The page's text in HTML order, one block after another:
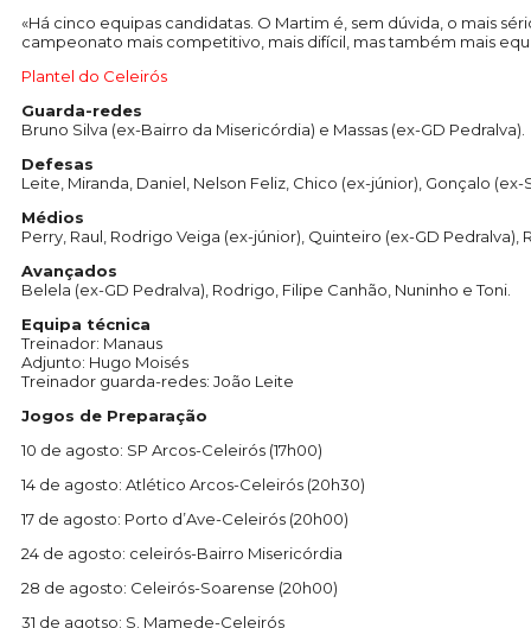
«Há cinco equipas candidatas. O Martim é, sem dúvida, o mais
campeonato mais competitivo, mais difícil, mas também mais
Plantel do Celeirós
Guarda-redes
Bruno Silva (ex-Bairro da Misericórdia) e Massas (ex-GD Pedralva).
Defesas
Leite, Miranda, Daniel, Nelson Feliz, Chico (ex-júnior), Gonçalo
Médios
Perry, Raul, Rodrigo Veiga (ex-júnior), Quinteiro (ex-GD Pedralva),
Avançados
Belela (ex-GD Pedralva), Rodrigo, Filipe Canhão, Nuninho e Toni.
Equipa técnica
Treinador: Manaus
Adjunto: Hugo Moisés
Treinador guarda-redes: João Leite
Jogos de Preparação
10 de agosto: SP Arcos-Celeirós (17h00)
14 de agosto: Atlético Arcos-Celeirós (20h30)
17 de agosto: Porto d’Ave-Celeirós (20h00)
24 de agosto: celeirós-Bairro Misericórdia
28 de agosto: Celeirós-Soarense (20h00)
31 de agotso: S. Mamede-Celeirós